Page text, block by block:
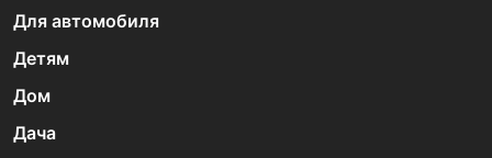
Для автомобиля
Детям
Дом
Дача